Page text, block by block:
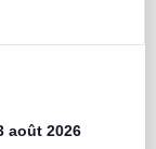
août 2026